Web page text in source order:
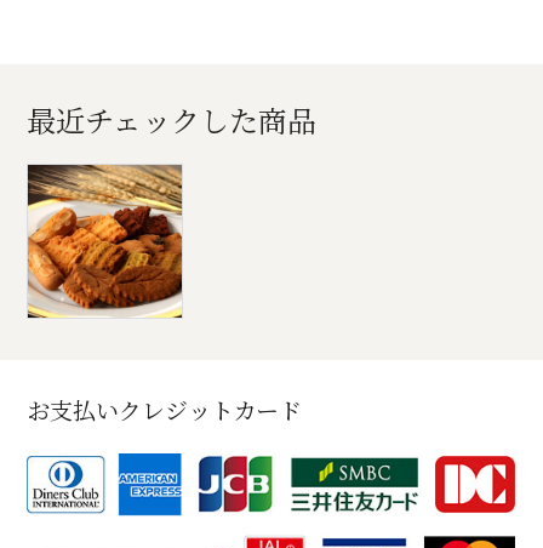
最近チェックした商品
お支払いクレジットカード